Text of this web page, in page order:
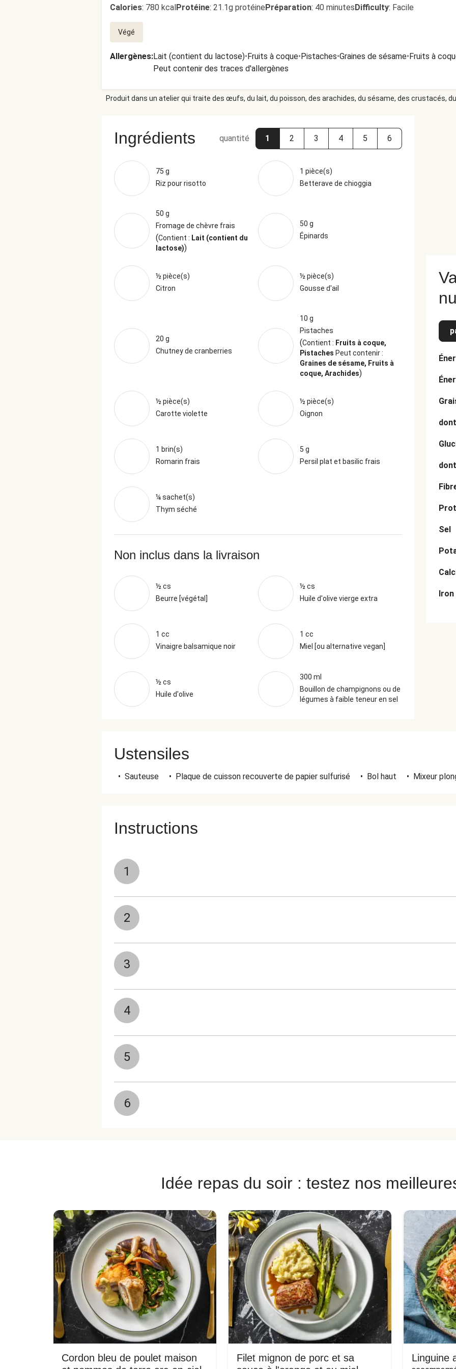
Calories: 780 kcalProtéine: 21.1g protéinePréparation: 40 minutesDifficulty: Facile
Végé
Allergènes:Lait (contient du lactose)•Fruits à coque•Pistaches•Graines de sésame•Fruits à
Peut contenir des traces d'allergènes
Produit dans un atelier qui traite des œufs, du lait, du poisson, des arachides, du sésame, des crustacés,
Ingrédients quantité 1 2 3 4 5 6
75 g
Riz pour risotto
1 pièce(s)
Betterave de chioggia
50 g
Fromage de chèvre frais
(Contient : Lait (contient du
lactose))
50 g
Épinards
½ pièce(s)
Citron
½ pièce(s)
Gousse d'ail
20 g
Chutney de cranberries
10 g
Pistaches
(Contient : Fruits à coque,
Pistaches Peut contenir :
Graines de sésame, Fruits à
coque, Arachides)
½ pièce(s)
Carotte violette
½ pièce(s)
Oignon
1 brin(s)
Romarin frais
5 g
Persil plat et basilic frais
¼ sachet(s)
Thym séché
Non inclus dans la livraison
½ cs
Beurre [végétal]
½ cs
Huile d'olive vierge extra
1 cc
Vinaigre balsamique noir
1 cc
Miel [ou alternative vegan]
½ cs
Huile d'olive
300 ml
Bouillon de champignons ou de
légumes à faible teneur en sel
Sel
Iron
Ustensiles
• Sauteuse • Plaque de cuisson recouverte de papier sulfurisé • Bol haut • Mixeur
Instructions
1
2
3
4
5
6
Idée repas du soir : testez nos
Cordon bleu de poulet maison
Filet mignon de porc et sa
Linguine